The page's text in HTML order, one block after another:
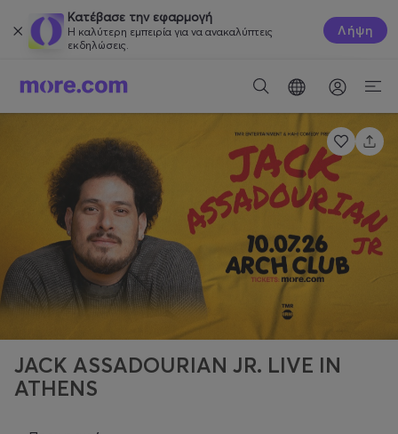
Κατέβασε την εφαρμογή
Η καλύτερη εμπειρία για να ανακαλύπτεις
εκδηλώσεις.
Λήψη
JACK ASSADOURIAN JR. LIVE IN
ATHENS